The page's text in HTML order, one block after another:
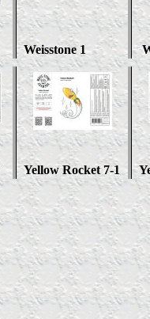
Weisstone 1
Yellow Rocket7-1